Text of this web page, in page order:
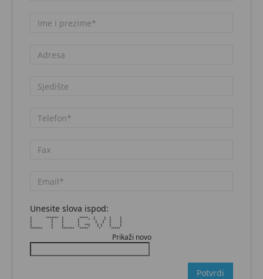
Unesite slova ispod:
* ******* * ***** * * * *
* * * * * * * * *
* * * * * * * *
* * * * * * * *
* * * * *** * * * *
* * * * * * * * *
******* * ******* ***** * *****
Prikaži novo
Potvrdi